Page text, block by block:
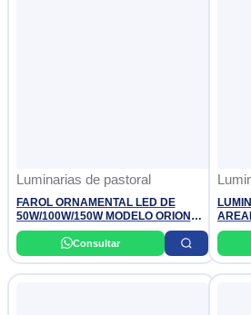
Luminarias de pastoral
FAROL ORNAMENTAL LED DE
50W/100W/150W MODELO ORION
NACIONAL
Consultar